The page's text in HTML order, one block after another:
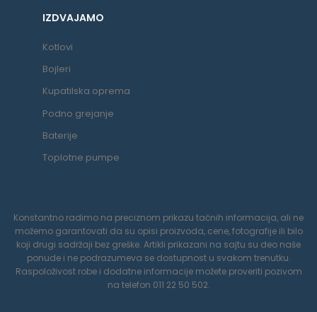
IZDVAJAMO
Kotlovi
Bojleri
Kupatilska oprema
Podno grejanje
Baterije
Toplotne pumpe
Konstantno radimo na preciznom prikazu tačnih informacija, ali ne
možemo garantovati da su opisi proizvoda, cene, fotografije ili bilo
koji drugi sadržaji bez greške. Artikli prikazani na sajtu su deo naše
ponude i ne podrazumeva se dostupnost u svakom trenutku.
Raspoloživost robe i dodatne informacije možete proveriti pozivom
na telefon 011 22 50 502.